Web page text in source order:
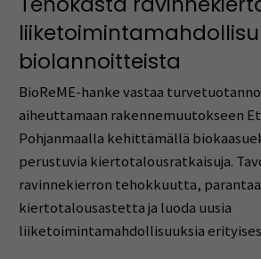
biolannoitteista
BioReME-hanke vastaa
aiheuttamaan rakennemuutokseen
Pohjanmaalla kehittämällä
perustuvia kiertotalousratkaisuja.
ravinnekierron tehokkuutta, parantaa
kiertotalousastetta ja luoda uusia
liiketoimintamahdollisuuksia